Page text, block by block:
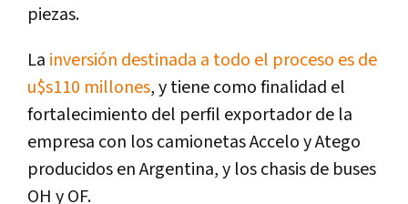
piezas.
La inversión destinada a todo el proceso es de
u$s110 millones, y tiene como finalidad el
fortalecimiento del perfil exportador de la
empresa con los camionetas Accelo y Atego
producidos en Argentina, y los chasis de buses
OH y OF.